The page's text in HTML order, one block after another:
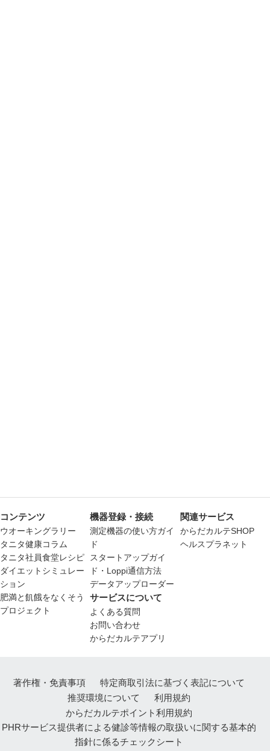
コンテンツ
ウオーキングラリー
タニタ健康コラム
タニタ社員食堂レシピ
ダイエットシミュレー
ション
肥満と飢餓をなくそう
プロジェクト
機器登録・接続
測定機器の使い方ガイ
ド
スタートアップガイ
ド・Loppi通信方法
データアップローダー
サービスについて
よくある質問
お問い合わせ
からだカルテアプリ
関連サービス
からだカルテSHOP
ヘルスプラネット
著作権・免責事項
特定商取引法に基づく表記について
推奨環境について
利用規約
からだカルテポイント利用規約
PHRサービス提供者による健診等情報の取扱いに関する基本的
指針に係るチェックシート